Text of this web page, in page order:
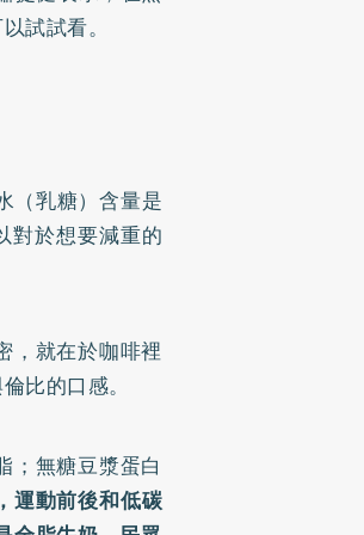
試試看。
（乳糖）含量是
對於想要減重的
，就在於咖啡裡
比的口感。
；無糖豆漿蛋白
運動前後和低碳